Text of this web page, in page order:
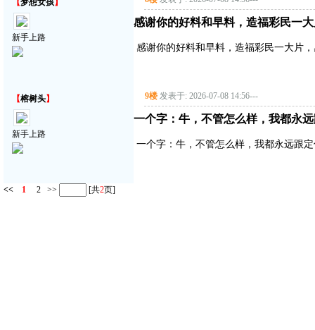
【梦想女孩】
新手上路
感谢你的好料和早料，造福彩民一
感谢你的好料和早料，造福彩民一大片
【榕树头】
新手上路
9楼 发表于: 2026-07-08 14:56---
一个字：牛，不管怎么样，我都永
一个字：牛，不管怎么样，我都永远跟
<< 1 2 >> [共2页]